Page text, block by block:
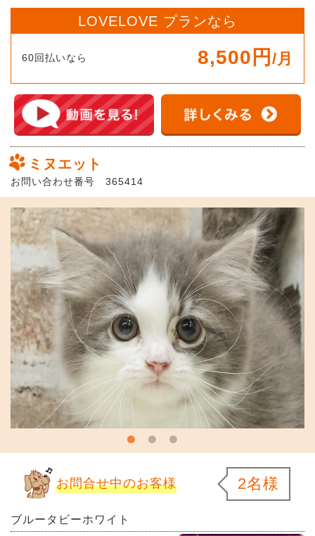
LOVELOVE プランなら
60回払いなら 8,500円 /月
ミヌエット
お問い合わせ番号 365414
お問合せ中のお客様 2名様
ブルータビーホワイト